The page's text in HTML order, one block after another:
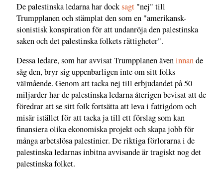
De palestinska ledarna har docksagt "nej" till
Trumpplanen och stämplat den som en "amerikansk-
sionistisk konspiration för att undanröja den palestinska
saken och det palestinska folkets rättigheter".
Dessa ledare, som har avvisat Trumpplanen äveninnande
såg den, bryr sig uppenbarligen inte om sitt folks
välmående. Genom att tacka nej till erbjudandet på 50
miljarder har de palestinska ledarna återigen bevisat att de
föredrar att se sitt folk fortsätta att leva i fattigdom och
misär istället för att tacka ja till ett förslag som kan
finansiera olika ekonomiska projekt och skapa jobb för
många arbetslösa palestinier. De riktiga förlorarna i de
palestinska ledarnas inbitna avvisande är tragiskt nog det
palestinska folket.